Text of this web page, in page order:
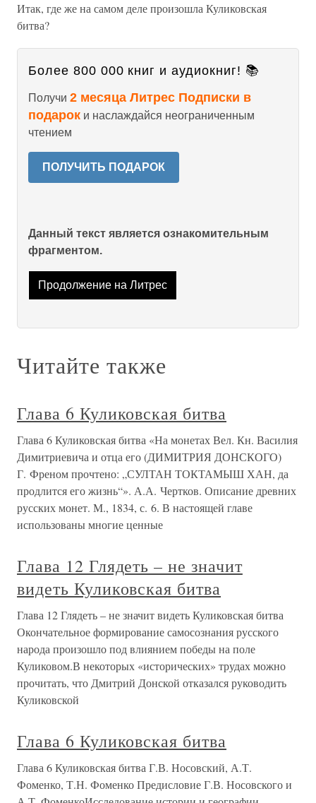
Итак, где же на самом деле произошла Куликовская
битва?
Более 800 000 книг и аудиокниг! 📚
Получи 2 месяца Литрес Подписки в
подарок и наслаждайся неограниченным
чтением
ПОЛУЧИТЬ ПОДАРОК
Данный текст является ознакомительным
фрагментом.
Продолжение на Литрес
Читайте также
Глава 6 Куликовская битва
Глава 6 Куликовская битва «На монетах Вел. Кн. Василия
Димитриевича и отца его (ДИМИТРИЯ ДОНСКОГО)
Г. Френом прочтено: „СУЛТАН ТОКТАМЫШ ХАН, да
продлится его жизнь“». А.А. Чертков. Описание древних
русских монет. М., 1834, с. 6. В настоящей главе
использованы многие ценные
Глава 12 Глядеть – не значит
видеть Куликовская битва
Глава 12 Глядеть – не значит видеть Куликовская битва
Окончательное формирование самосознания русского
народа произошло под влиянием победы на поле
Куликовом.В некоторых «исторических» трудах можно
прочитать, что Дмитрий Донской отказался руководить
Куликовской
Глава 6 Куликовская битва
Глава 6 Куликовская битва Г.В. Носовский, А.Т.
Фоменко, Т.Н. Фоменко Предисловие Г.В. Носовского и